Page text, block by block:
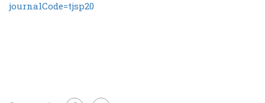
journalCode=tjsp20